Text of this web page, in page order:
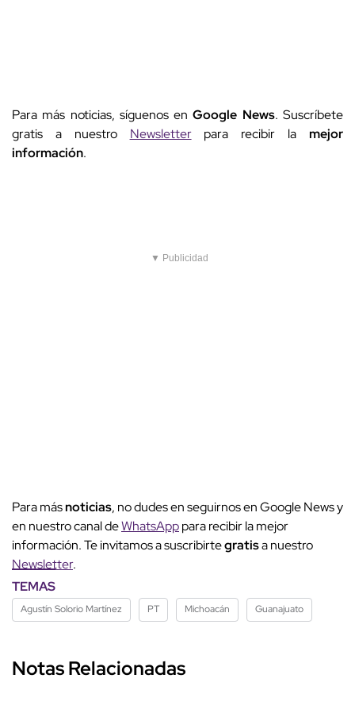
Para más noticias, síguenos enGoogle News. Suscríbete
gratis a nuestro Newsletterpara recibir lamejor
información.
▼ Publicidad
Para másnoticias, no dudes en seguirnos en Google News y
en nuestro canal deWhatsApppara recibir la mejor
información. Te invitamos a suscribirtegratisa nuestro
Newsletter.
TEMAS
Agustín Solorio Martínez PT Michoacán Guanajuato
Notas Relacionadas